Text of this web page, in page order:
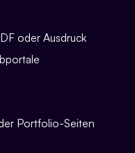
oder Ausdruck
Portfolio-Seiten